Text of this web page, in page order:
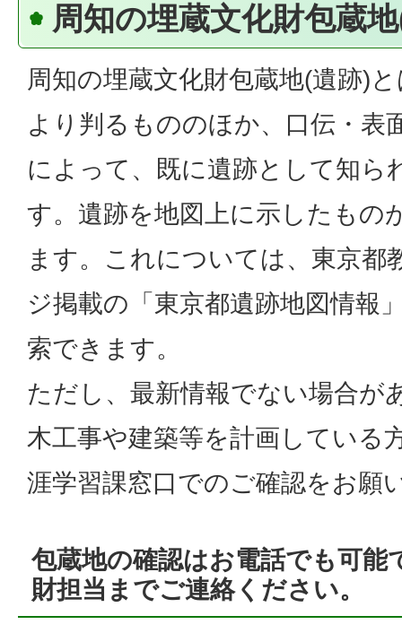
周知の埋蔵文化財包蔵
周知の埋蔵文化財包蔵地(遺跡)
より判るもののほか、口伝・表
によって、既に遺跡として知ら
す。遺跡を地図上に示したもの
ます。これについては、東京都
ジ掲載の「東京都遺跡地図情報
索できます。
ただし、最新情報でない場合が
木工事や建築等を計画している
涯学習課窓口でのご確認をお願
包蔵地の確認はお電話でも可能
財担当までご連絡ください。